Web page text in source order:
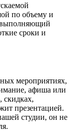
по объему и
выполняющий
сроки и
мероприятиях,
афиша или
скидках,
презентацией.
студии, он не